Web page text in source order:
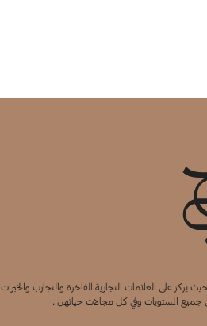
يركز على العلامات التجارية الفاخرة والتجارب والخبرات
جميع المستويات وفي كل مجالات حياتهن .